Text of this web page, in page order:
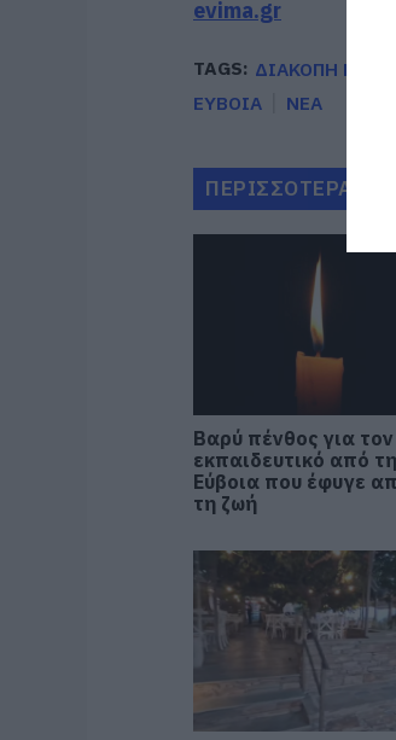
evima.gr
TAGS: ΔΙΑΚΟΠΗ ΝΕΡΟΥ
ΕΥΒΟΙΑ
ΝΕΑ
ΠΕΡΙΣΣΟΤΕΡΑ
Βαρύ πένθος για τον
εκπαιδευτικό από
Εύβοια που έφυγε
τη ζωή